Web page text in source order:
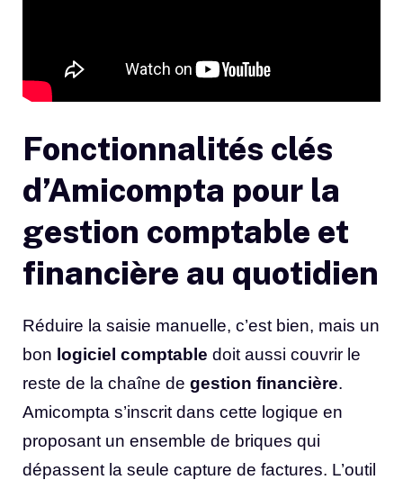
Fonctionnalités clés
d’Amicompta pour la
gestion comptable et
financière au quotidien
Réduire la saisie manuelle, c’est bien, mais un
bon logiciel comptable doit aussi couvrir le
reste de la chaîne de gestion financière.
Amicompta s’inscrit dans cette logique en
proposant un ensemble de briques qui
dépassent la seule capture de factures. L’outil